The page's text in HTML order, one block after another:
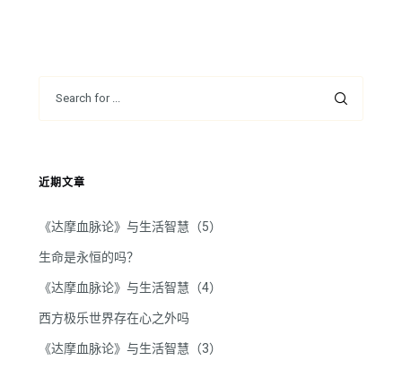
近期文章
《达摩血脉论》与生活智慧（5）
生命是永恒的吗？
《达摩血脉论》与生活智慧（4）
西方极乐世界存在心之外吗
《达摩血脉论》与生活智慧（3）